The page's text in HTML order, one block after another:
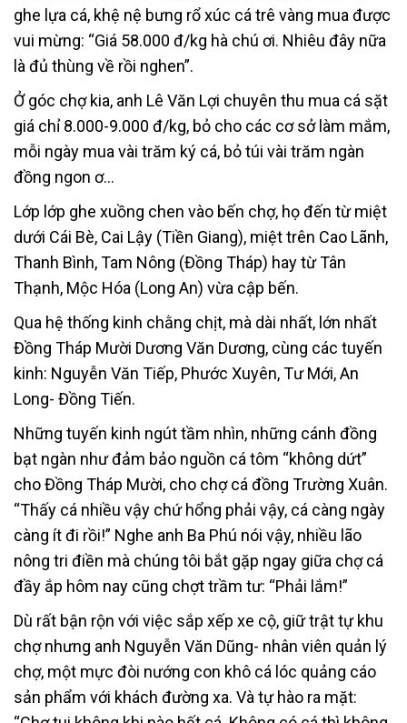
ghe lựa cá, khệ nệ bưng rổ xúc cá trê vàng mua được
vui mừng: “Giá 58.000 đ/kg hà chú ơi. Nhiêu đây nữa
là đủ thùng về rồi nghen”.
Ở góc chợ kia, anh Lê Văn Lợi chuyên thu mua cá sặt
giá chỉ 8.000-9.000 đ/kg, bỏ cho các cơ sở làm mắm,
mỗi ngày mua vài trăm ký cá, bỏ túi vài trăm ngàn
đồng ngon ơ…
Lớp lớp ghe xuồng chen vào bến chợ, họ đến từ miệt
dưới Cái Bè, Cai Lậy (Tiền Giang), miệt trên Cao Lãnh,
Thanh Bình, Tam Nông (Đồng Tháp) hay từ Tân
Thạnh, Mộc Hóa (Long An) vừa cập bến.
Qua hệ thống kinh chằng chịt, mà dài nhất, lớn nhất
Đồng Tháp Mười Dương Văn Dương, cùng các tuyến
kinh: Nguyễn Văn Tiếp, Phước Xuyên, Tư Mới, An
Long- Đồng Tiến.
Những tuyến kinh ngút tầm nhìn, những cánh đồng
bạt ngàn như đảm bảo nguồn cá tôm “không dứt”
cho Đồng Tháp Mười, cho chợ cá đồng Trường Xuân.
“Thấy cá nhiều vậy chứ hổng phải vậy, cá càng ngày
càng ít đi rồi!” Nghe anh Ba Phú nói vậy, nhiều lão
nông tri điền mà chúng tôi bắt gặp ngay giữa chợ cá
đầy ắp hôm nay cũng chợt trầm tư: “Phải lắm!”
Dù rất bận rộn với việc sắp xếp xe cộ, giữ trật tự khu
chợ nhưng anh Nguyễn Văn Dũng- nhân viên quản lý
chợ, một mực đòi nướng con khô cá lóc quảng cáo
sản phẩm với khách đường xa. Và tự hào ra mặt: